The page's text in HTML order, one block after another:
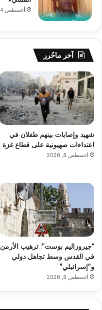
أغسطس 14, 2024
آخر ماحُرر
شهيد وإصابات بينهم طفلان في
اعتداءات صهيونية على قطاع غزة
أغسطس 8, 2026
“جيروزاليم بوست”: ترهيب الأرمن
في القدس وسط تجاهل دولي
و”إسرائيلي”
أغسطس 8, 2026